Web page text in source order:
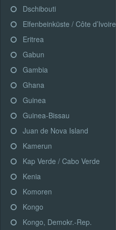
Dschibouti
Elfenbeinküste / Côte d’Ivoire
Eritrea
Gabun
Gambia
Ghana
Guinea
Guinea-Bissau
Juan de Nova Island
Kamerun
Kap Verde / Cabo Verde
Kenia
Komoren
Kongo
Kongo, Demokr.-Rep.